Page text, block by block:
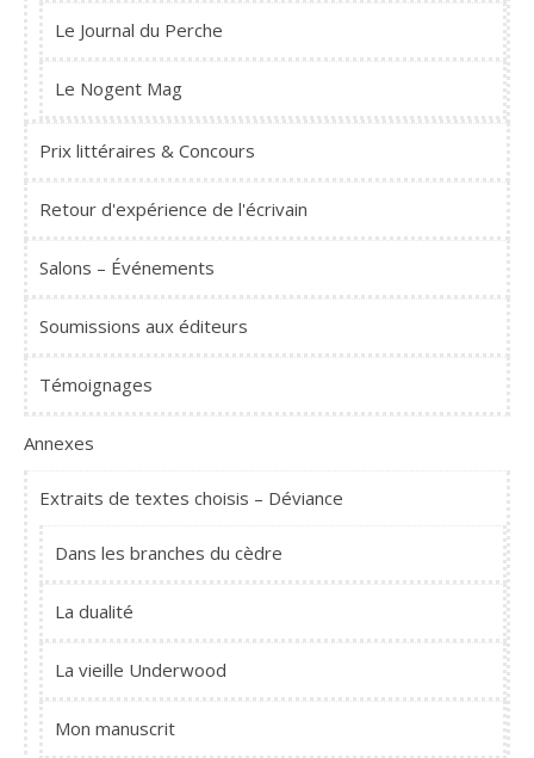
Le Journal du Perche
Le Nogent Mag
Prix littéraires & Concours
Retour d'expérience de l'écrivain
Salons – Événements
Soumissions aux éditeurs
Témoignages
Annexes
Extraits de textes choisis – Déviance
Dans les branches du cèdre
La dualité
La vieille Underwood
Mon manuscrit